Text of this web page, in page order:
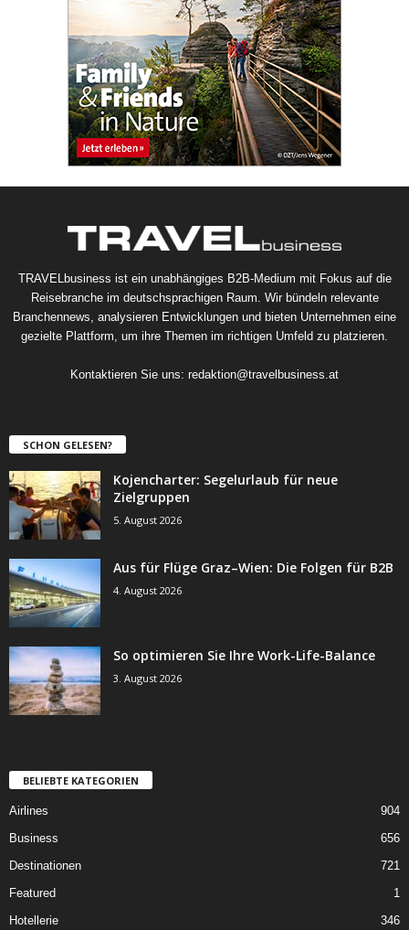
TRAVELbusiness ist ein unabhängiges B2B-Medium mit Fokus auf die
Reisebranche im deutschsprachigen Raum. Wir bündeln relevante
Branchennews, analysieren Entwicklungen und bieten Unternehmen eine
gezielte Plattform, um ihre Themen im richtigen Umfeld zu platzieren.
Kontaktieren Sie uns: redaktion@travelbusiness.at
SCHON GELESEN?
Kojencharter: Segelurlaub für neue
Zielgruppen
5. August 2026
Aus für Flüge Graz–Wien: Die Folgen für B2B
4. August 2026
So optimieren Sie Ihre Work-Life-Balance
3. August 2026
BELIEBTE KATEGORIEN
Airlines
904
Business
656
Destinationen
721
Featured
1
Hotellerie
346